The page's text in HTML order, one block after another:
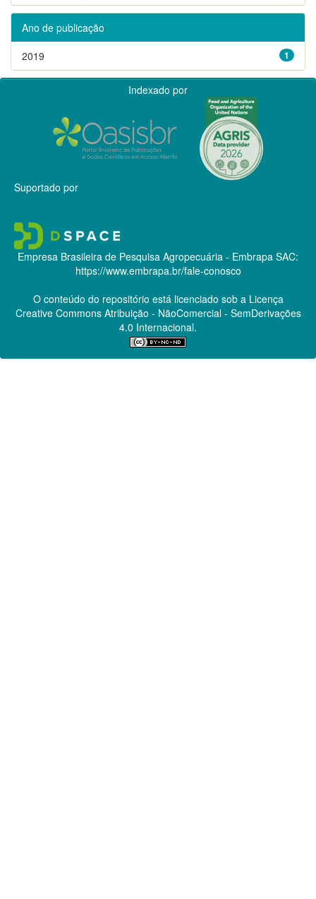
Ano de publicação
1
2019
Indexado por
Suportado por
Empresa Brasileira de Pesquisa Agropecuária - Embrapa SAC:
https://www.embrapa.br/fale-conosco
O conteúdo do repositório está licenciado sob a Licença
Creative CommonsAtribuição - NãoComercial - SemDerivações
4.0 Internacional.